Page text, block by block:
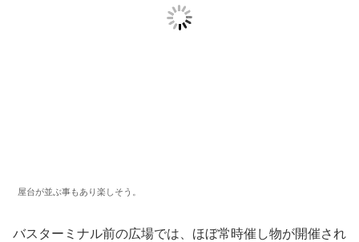
屋台が並ぶ事もあり楽しそう。
バスターミナル前の広場では、ほぼ常時催し物が開催され